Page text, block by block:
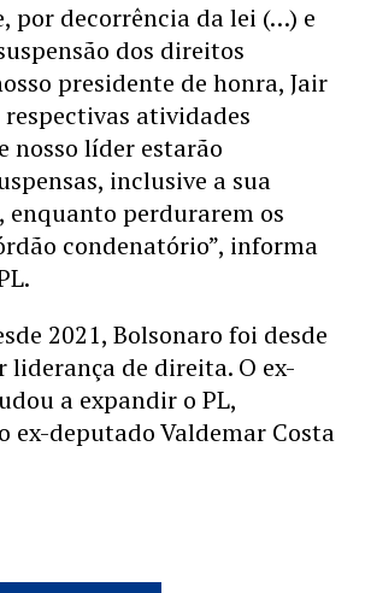
por decorrência da lei (…) e
dos direitos
presidente de honra, Jair
respectivas atividades
nosso líder estarão
inclusive a sua
enquanto perdurarem os
condenatório”, informa
2021, Bolsonaro foi desde
liderança de direita. O ex-
a expandir o PL,
ex-deputado Valdemar Costa